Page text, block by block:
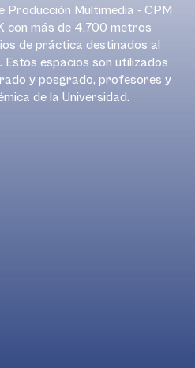
Producción Multimedia - CPM
con más de 4.700 metros
de práctica destinados al
Estos espacios son utilizados
y posgrado, profesores y
de la Universidad.